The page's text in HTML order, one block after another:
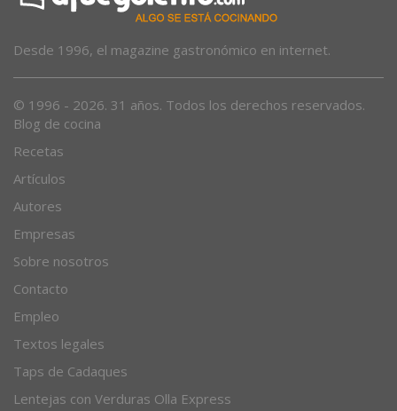
Desde 1996, el magazine gastronómico en internet.
© 1996 - 2026. 31 años. Todos los derechos reservados.
Blog de cocina
Recetas
Artículos
Autores
Empresas
Sobre nosotros
Contacto
Empleo
Textos legales
Taps de Cadaques
Lentejas con Verduras Olla Express